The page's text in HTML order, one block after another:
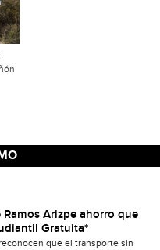
Arizpe ahorro que
Gratuita*
que el transporte sin